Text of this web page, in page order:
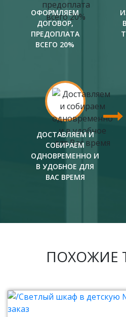
ОФОРМЛЯЕМ
ДОГОВОР,
ПРЕДОПЛАТА
ВСЕГО 20%
ДОСТАВЛЯЕМ И
СОБИРАЕМ
ОДНОВРЕМЕННО И
В УДОБНОЕ ДЛЯ
ВАС ВРЕМЯ
ПОХОЖИЕ